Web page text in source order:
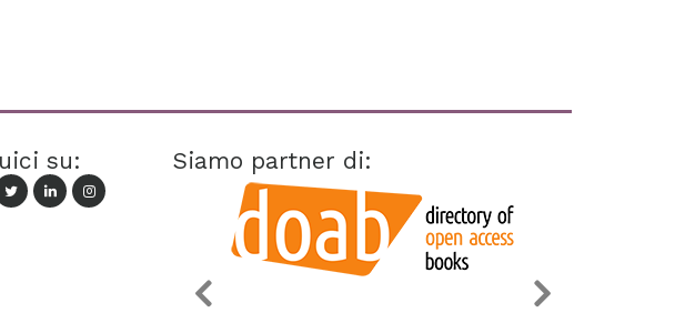
su: Siamo partner di: